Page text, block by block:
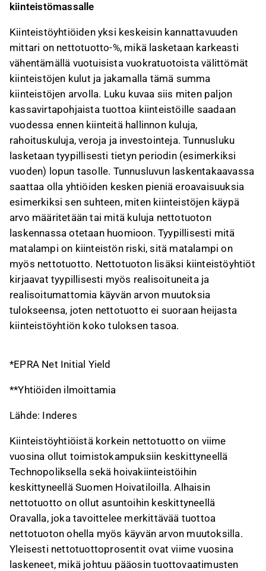
kiinteistömassalle
Kiinteistöyhtiöiden yksi keskeisin kannattavuuden
mittari on nettotuotto-%, mikä lasketaan karkeasti
vähentämällä vuotuisista vuokratuotoista välittömät
kiinteistöjen kulut ja jakamalla tämä summa
kiinteistöjen arvolla. Luku kuvaa siis miten paljon
kassavirtapohjaista tuottoa kiinteistöille saadaan
vuodessa ennen kiinteitä hallinnon kuluja,
rahoituskuluja, veroja ja investointeja. Tunnusluku
lasketaan tyypillisesti tietyn periodin (esimerkiksi
vuoden) lopun tasolle. Tunnusluvun laskentakaavassa
saattaa olla yhtiöiden kesken pieniä eroavaisuuksia
esimerkiksi sen suhteen, miten kiinteistöjen käypä
arvo määritetään tai mitä kuluja nettotuoton
laskennassa otetaan huomioon. Tyypillisesti mitä
matalampi on kiinteistön riski, sitä matalampi on
myös nettotuotto. Nettotuoton lisäksi kiinteistöyhtiöt
kirjaavat tyypillisesti myös realisoituneita ja
realisoitumattomia käyvän arvon muutoksia
tulokseensa, joten nettotuotto ei suoraan heijasta
kiinteistöyhtiön koko tuloksen tasoa.
*EPRA Net Initial Yield
**Yhtiöiden ilmoittamia
Lähde: Inderes
Kiinteistöyhtiöistä korkein nettotuotto on viime
vuosina ollut toimistokampuksiin keskittyneellä
Technopoliksella sekä hoivakiinteistöihin
keskittyneellä Suomen Hoivatiloilla. Alhaisin
nettotuotto on ollut asuntoihin keskittyneellä
Oravalla, joka tavoittelee merkittävää tuottoa
nettotuoton ohella myös käyvän arvon muutoksilla.
Yleisesti nettotuottoprosentit ovat viime vuosina
laskeneet, mikä johtuu pääosin tuottovaatimusten